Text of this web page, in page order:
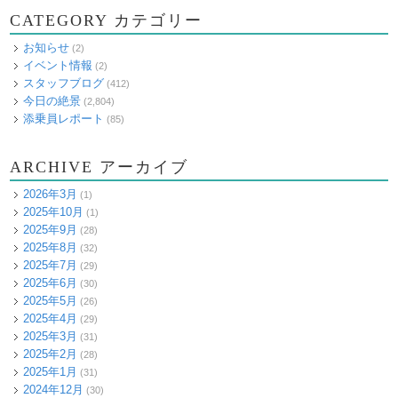
CATEGORY カテゴリー
お知らせ (2)
イベント情報 (2)
スタッフブログ (412)
今日の絶景 (2,804)
添乗員レポート (85)
ARCHIVE アーカイブ
2026年3月 (1)
2025年10月 (1)
2025年9月 (28)
2025年8月 (32)
2025年7月 (29)
2025年6月 (30)
2025年5月 (26)
2025年4月 (29)
2025年3月 (31)
2025年2月 (28)
2025年1月 (31)
2024年12月 (30)